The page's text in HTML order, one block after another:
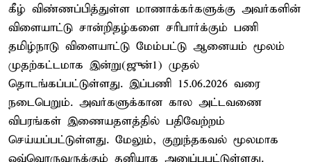
கீழ் விண்ணப்பித்துள்ள மாணாக்கர்களுக்கு அவர்களின்
விளையாட்டு சான்றிதழ்களை சரிபார்க்கும் பணி
தமிழ்நாடு விளையாட்டு மேம்பட்டு ஆனையம் மூலம்
முதற்கட்டமாக இன்று(ஜுன்1) முதல்
தொடங்கப்பட்டுள்ளது. இப்பணி 15.06.2026 வரை
நடைபெறும். அவர்களுக்கான கால அட்டவணை
விபரங்கள் இணையதளத்தில் பதிவேற்றம்
செய்யப்பட்டுள்ளது. மேலும், குறுந்தகவல் மூலமாக
ஒவ்வொருவருக்கும் தனியாக அனுப்பபட்டுள்ளது.